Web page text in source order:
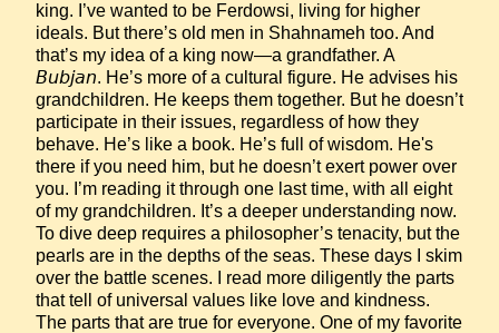
king. I’ve wanted to be Ferdowsi, living for higher
ideals. But there’s old men in Shahnameh too. And
that’s my idea of a king now—a grandfather. A
𝘉𝘶𝘣𝘫𝘢𝘯. He’s more of a cultural figure. He advises his
grandchildren. He keeps them together. But he doesn’t
participate in their issues, regardless of how they
behave. He’s like a book. He’s full of wisdom. He's
there if you need him, but he doesn’t exert power over
you. I’m reading it through one last time, with all eight
of my grandchildren. It’s a deeper understanding now.
To dive deep requires a philosopher’s tenacity, but the
pearls are in the depths of the seas. These days I skim
over the battle scenes. I read more diligently the parts
that tell of universal values like love and kindness.
The parts that are true for everyone. One of my favorite